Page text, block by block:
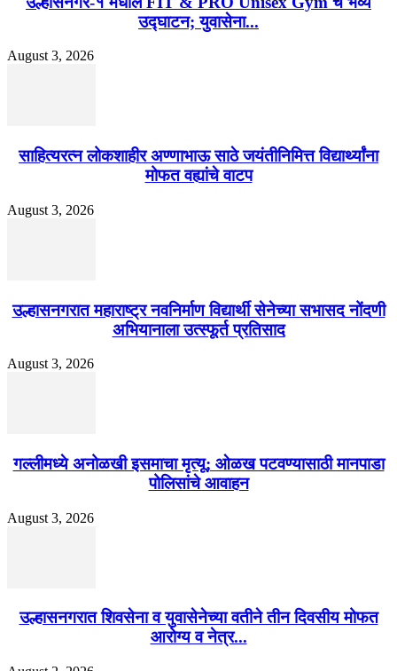
उद्घाटन; युवासेना...
August 3, 2026
साहित्यरत्न लोकशाहीर अण्णाभाऊ साठे जयंतीनिमित्त विद्यार्थ्यांना
मोफत वह्यांचे वाटप
August 3, 2026
उल्हासनगरात महाराष्ट्र नवनिर्माण विद्यार्थी सेनेच्या सभासद नोंदणी
अभियानाला उत्स्फूर्त प्रतिसाद
August 3, 2026
गल्लीमध्ये अनोळखी इसमाचा मृत्यू; ओळख पटवण्यासाठी मानपाडा
पोलिसांचे आवाहन
August 3, 2026
उल्हासनगरात शिवसेना व युवासेनेच्या वतीने तीन दिवसीय मोफत
आरोग्य व नेत्र...